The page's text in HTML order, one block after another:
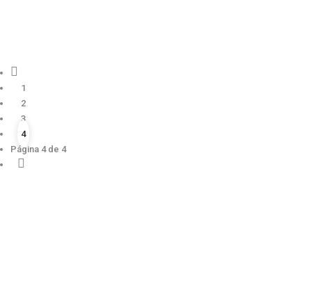
1
2
3
4
Página 4 de 4